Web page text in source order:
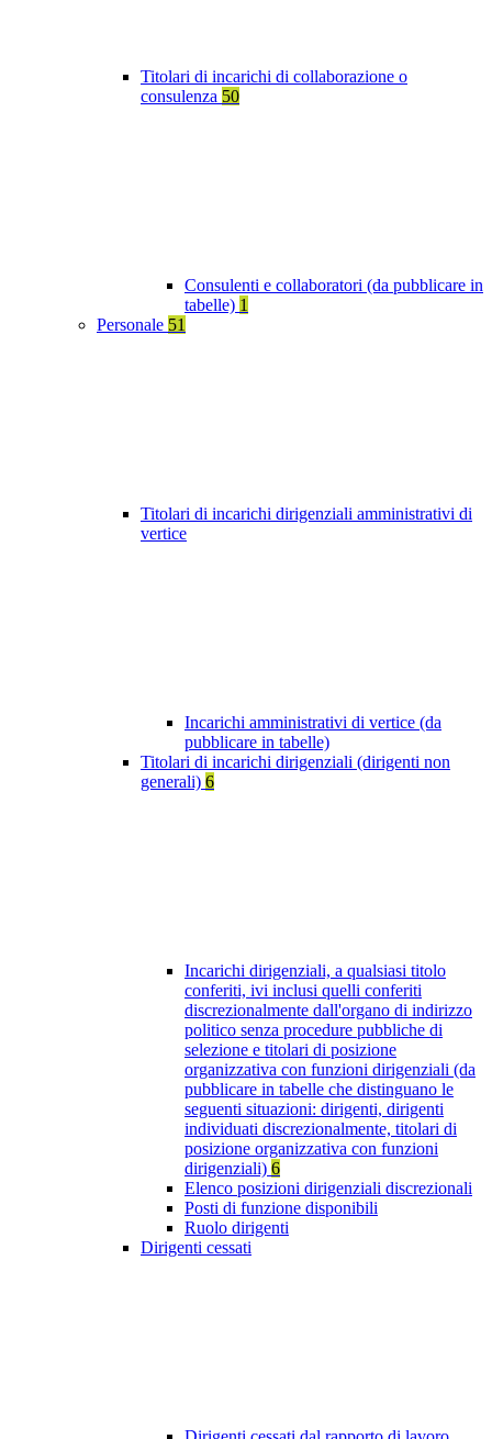
Titolari di incarichi di collaborazione o
consulenza 50
Consulenti e collaboratori (da pubblicare in
tabelle) 1
Personale 51
Titolari di incarichi dirigenziali amministrativi di
vertice
Incarichi amministrativi di vertice (da
pubblicare in tabelle)
Titolari di incarichi dirigenziali (dirigenti non
generali) 6
Incarichi dirigenziali, a qualsiasi titolo
conferiti, ivi inclusi quelli conferiti
discrezionalmente dall'organo di indirizzo
politico senza procedure pubbliche di
selezione e titolari di posizione
organizzativa con funzioni dirigenziali (da
pubblicare in tabelle che distinguano le
seguenti situazioni: dirigenti, dirigenti
individuati discrezionalmente, titolari di
posizione organizzativa con funzioni
dirigenziali) 6
Elenco posizioni dirigenziali discrezionali
Posti di funzione disponibili
Ruolo dirigenti
Dirigenti cessati